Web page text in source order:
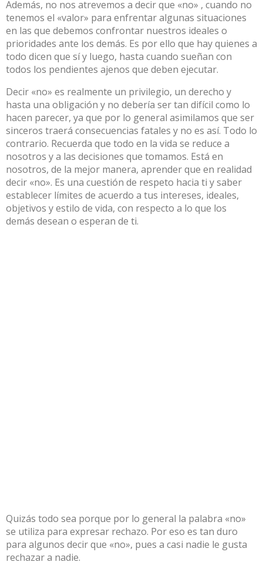
Además, no nos atrevemos a decir que «no» , cuando no
tenemos el «valor» para enfrentar algunas situaciones
en las que debemos confrontar nuestros ideales o
prioridades ante los demás. Es por ello que hay quienes a
todo dicen que sí y luego, hasta cuando sueñan con
todos los pendientes ajenos que deben ejecutar.
Decir «no» es realmente un privilegio, un derecho y
hasta una obligación y no debería ser tan difícil como lo
hacen parecer, ya que por lo general asimilamos que ser
sinceros traerá consecuencias fatales y no es así. Todo lo
contrario. Recuerda que todo en la vida se reduce a
nosotros y a las decisiones que tomamos. Está en
nosotros, de la mejor manera, aprender que en realidad
decir «no». Es una cuestión de respeto hacia ti y saber
establecer límites de acuerdo a tus intereses, ideales,
objetivos y estilo de vida, con respecto a lo que los
demás desean o esperan de ti.
Quizás todo sea porque por lo general la palabra «no»
se utiliza para expresar rechazo. Por eso es tan duro
para algunos decir que «no», pues a casi nadie le gusta
rechazar a nadie.